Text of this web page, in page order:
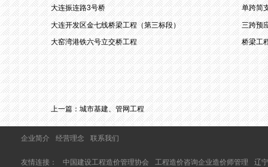
大连振连路3号桥
单跨简
大连开发区金七线桥梁工程（第三标段）
三跨预
大窑湾港铁六号立交桥工程
桥梁工
上一篇： 城市基建、管网工程
企业简介 经营理念 联系我们
友情连接： 中国建设工程造价管理协会 工程造价咨询企业造价师管理 辽